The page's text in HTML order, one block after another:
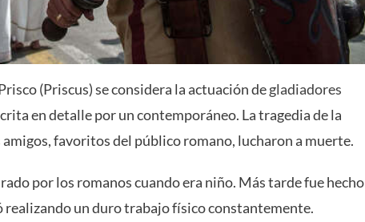
(Priscus) se considera la actuación degladiadores
en detalle por un contemporáneo. La tragedia de la
favoritos del público romano, lucharon a muerte.
por los romanos cuando era niño. Más tarde fue hecho
realizando un duro trabajo físico constantemente.